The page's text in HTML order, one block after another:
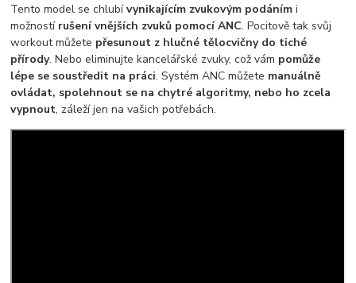
Tento model se chlubívynikajícím zvukovým podáním i
možností rušení vnějších zvuků pomocí ANC. Pocitově tak svůj
workout můžete přesunout z hlučné tělocvičny do tiché
přírody. Nebo eliminujte kancelářské zvuky, což vám pomůže
lépe se soustředit na práci. Systém ANC můžete manuálně
ovládat, spolehnout se na chytré algoritmy, nebo ho zcela
vypnout, záleží jen na vašich potřebách.